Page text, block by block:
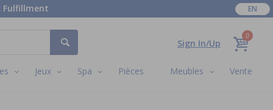
Fulfillment EN
Sign In/Up
0
Jeux Spa Pièces Meubles Vente